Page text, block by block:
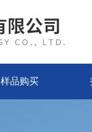
样品购买